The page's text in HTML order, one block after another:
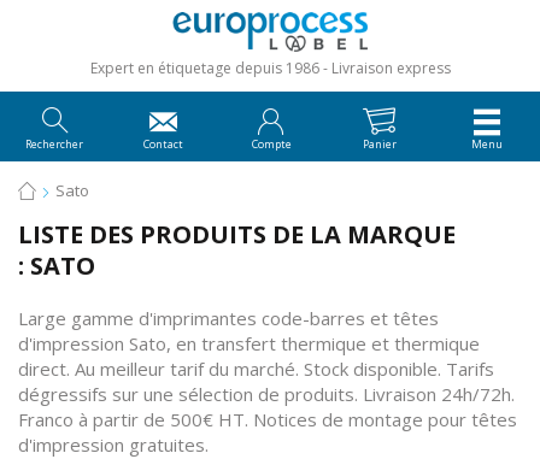
Expert en étiquetage depuis 1986 Livraison express
Rechercher Contact Compte Panier Menu
Sato
LISTE DES PRODUITS DE LA MARQUE
: SATO
Large gamme d'imprimantes code-barres et têtes
d'impression Sato, en transfert thermique et thermique
direct. Au meilleur tarif du marché. Stock disponible. Tarifs
dégressifs sur une sélection de produits. Livraison 24h/72h.
Franco à partir de 500€ HT. Notices de montage pour têtes
d'impression gratuites.